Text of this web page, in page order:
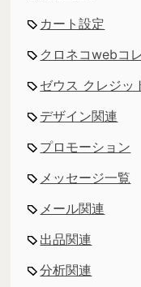
カート設定
クロネコwebコ
ゼウス クレジッ
デザイン関連
プロモーション
メッセージ一覧
メール関連
出品関連
分析関連